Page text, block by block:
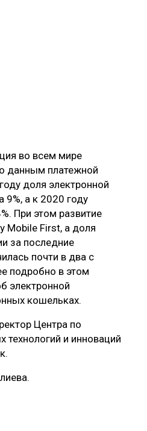
во всем мире
данным платежной
доля электронной
9%, а к 2020 году
При этом развитие
Mobile First, а доля
за последние
почти в два с
подробно в этом
электронной
кошельках.
Центра по
технологий и инноваций